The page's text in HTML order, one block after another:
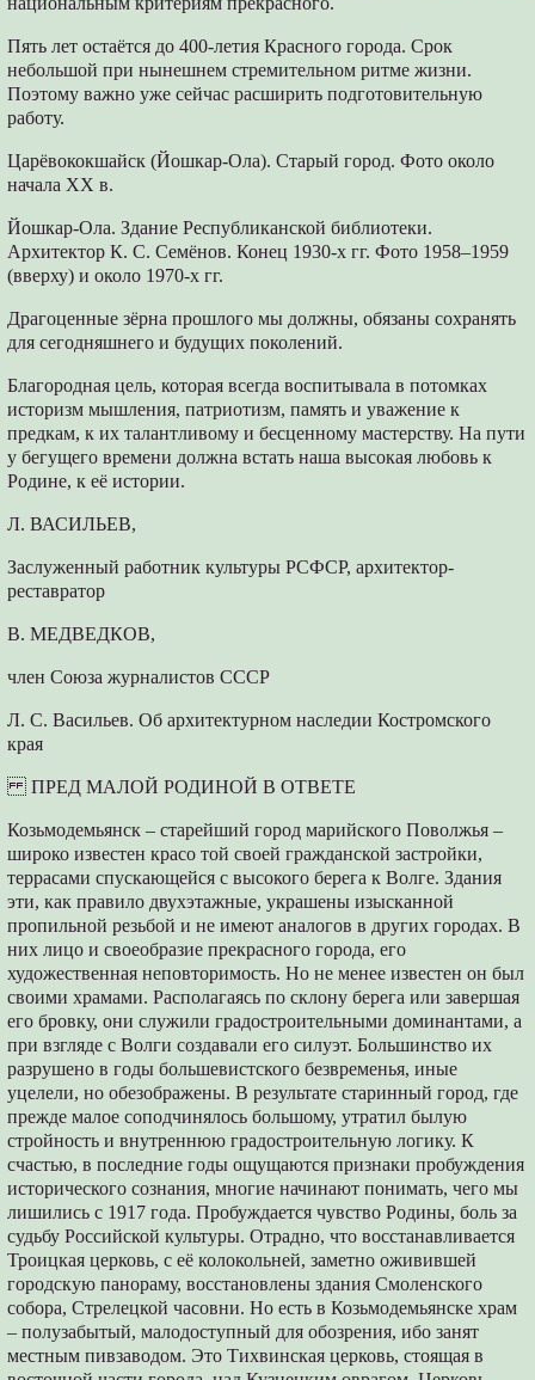
Пять лет остаётся до 400-летия Красного города. Срок
небольшой при нынешнем стремительном ритме жизни.
Поэтому важно уже сейчас расширить подготовительную
работу.
Царёвококшайск (Йошкар-Ола). Старый город. Фото около
начала ХХ в.
Йошкар-Ола. Здание Республиканской библиотеки.
Архитектор К. С. Семёнов. Конец 1930-х гг. Фото 1958–1959
(вверху) и около 1970-х гг.
Драгоценные зёрна прошлого мы должны, обязаны сохранять
для сегодняшнего и будущих поколений.
Благородная цель, которая всегда воспитывала в потомках
историзм мышления, патриотизм, память и уважение к
предкам, к их талантливому и бесценному мастерству. На пути
у бегущего времени должна встать наша высокая любовь к
Родине, к её истории.
Л. ВАСИЛЬЕВ,
Заслуженный работник культуры РСФСР, архитектор-
реставратор
В. МЕДВЕДКОВ,
член Союза журналистов СССР
Л. С. Васильев. Об архитектурном наследии Костромского
края
ПРЕД МАЛОЙ РОДИНОЙ В ОТВЕТЕ
Козьмодемьянск – старейший город марийского Поволжья –
широко известен красо той своей гражданской застройки,
террасами спускающейся с высокого берега к Волге. Здания
эти, как правило двухэтажные, украшены изысканной
пропильной резьбой и не имеют аналогов в других городах. В
них лицо и своеобразие прекрасного города, его
художественная неповторимость. Но не менее известен он был
своими храмами. Располагаясь по склону берега или завершая
его бровку, они служили градостроительными доминантами, а
при взгляде с Волги создавали его силуэт. Большинство их
разрушено в годы большевистского безвременья, иные
уцелели, но обезображены. В результате старинный город, где
прежде малое соподчинялось большому, утратил былую
стройность и внутреннюю градостроительную логику. К
счастью, в последние годы ощущаются признаки пробуждения
исторического сознания, многие начинают понимать, чего мы
лишились с 1917 года. Пробуждается чувство Родины, боль за
судьбу Российской культуры. Отрадно, что восстанавливается
Троицкая церковь, с её колокольней, заметно оживившей
городскую панораму, восстановлены здания Смоленского
собора, Стрелецкой часовни. Но есть в Козьмодемьянске храм
– полузабытый, малодоступный для обозрения, ибо занят
местным пивзаводом. Это Тихвинская церковь, стоящая в